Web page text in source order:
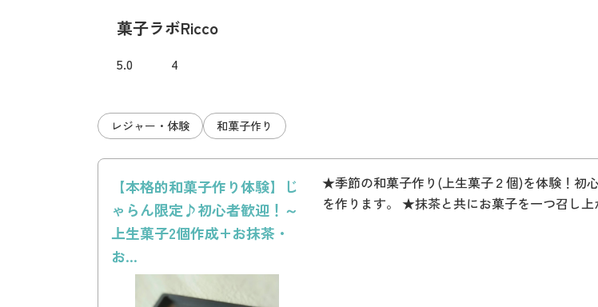
菓子ラボRicco
レジャー・体験 和菓子作り
5.0 4
【本格的和菓子作り体験】じ
ゃらん限定♪初心者歓迎！～
上生菓子2個作成+お抹茶・
お...
★季節の和菓子作り(上生菓子２個)を体験！初
を作ります。 ★抹茶と共にお菓子を一つ召し